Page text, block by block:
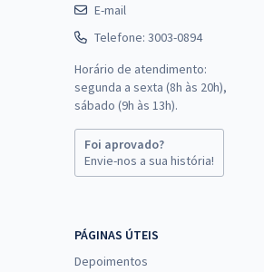
E-mail
Telefone: 3003-0894
Horário de atendimento:
segunda a sexta (8h às 20h),
sábado (9h às 13h).
Foi aprovado?
Envie-nos a sua história!
PÁGINAS ÚTEIS
Depoimentos